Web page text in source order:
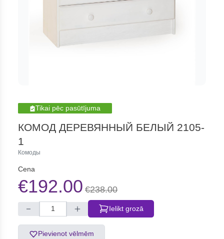
Tikai pēc pasūtījuma
КОМОД ДЕРЕВЯННЫЙ БЕЛЫЙ 2105-
1
Комоды
Cena
€192.00 €238.00
Ielikt grozā
Pievienot vēlmēm